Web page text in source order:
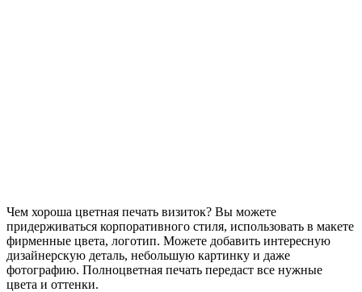
Чем хороша цветная печать визиток? Вы можете
придерживаться корпоративного стиля, использовать в макете
фирменные цвета, логотип. Можете добавить интересную
дизайнерскую деталь, небольшую картинку и даже
фотографию. Полноцветная печать передаст все нужные
цвета и оттенки.